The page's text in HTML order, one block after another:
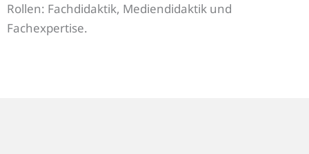
Rollen: Fachdidaktik, Mediendidaktik und
Fachexpertise.